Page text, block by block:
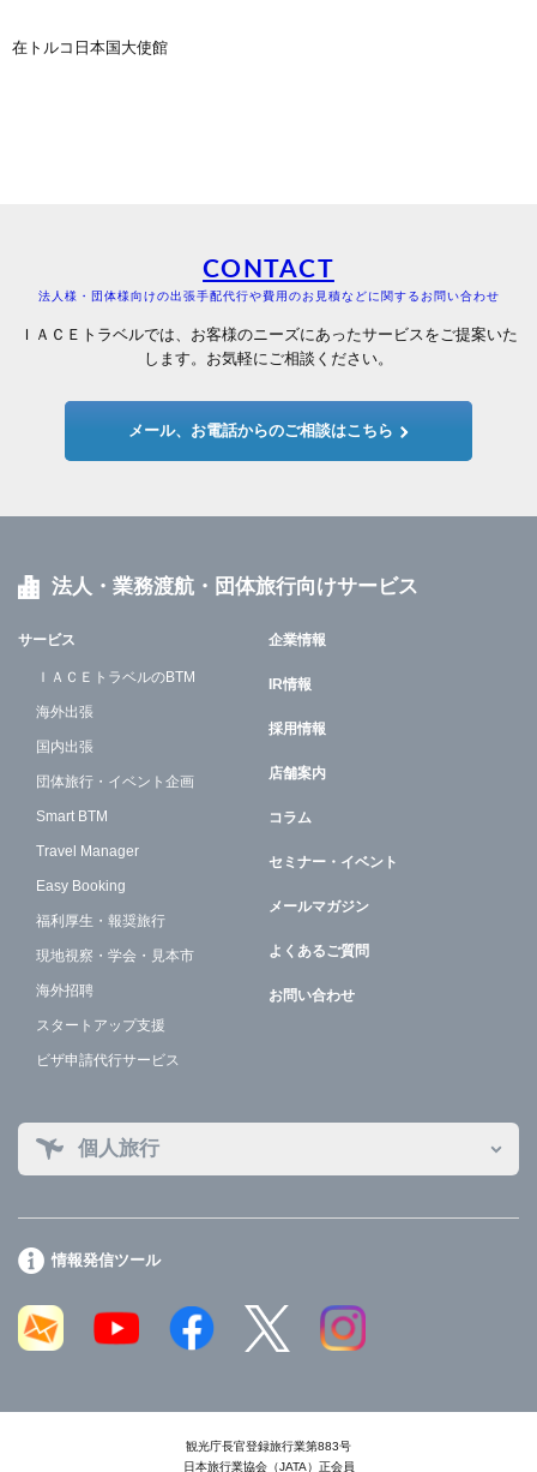
在トルコ日本国大使館
CONTACT
法人様・団体様向けの出張手配代行や費用のお見積などに関するお問い合わせ
ＩＡＣＥトラベルでは、お客様のニーズにあったサービスをご提案いた
します。お気軽にご相談ください。
メール、お電話からのご相談はこちら
法人・業務渡航・団体旅行向けサービス
サービス
ＩＡＣＥトラベルのBTM
海外出張
国内出張
団体旅行・イベント企画
Smart BTM
Travel Manager
Easy Booking
福利厚生・報奨旅行
現地視察・学会・見本市
海外招聘
スタートアップ支援
ビザ申請代行サービス
企業情報
IR情報
採用情報
店舗案内
コラム
セミナー・イベント
メールマガジン
よくあるご質問
お問い合わせ
個人旅行
情報発信ツール
観光庁長官登録旅行業第883号
日本旅行業協会（JATA）正会員